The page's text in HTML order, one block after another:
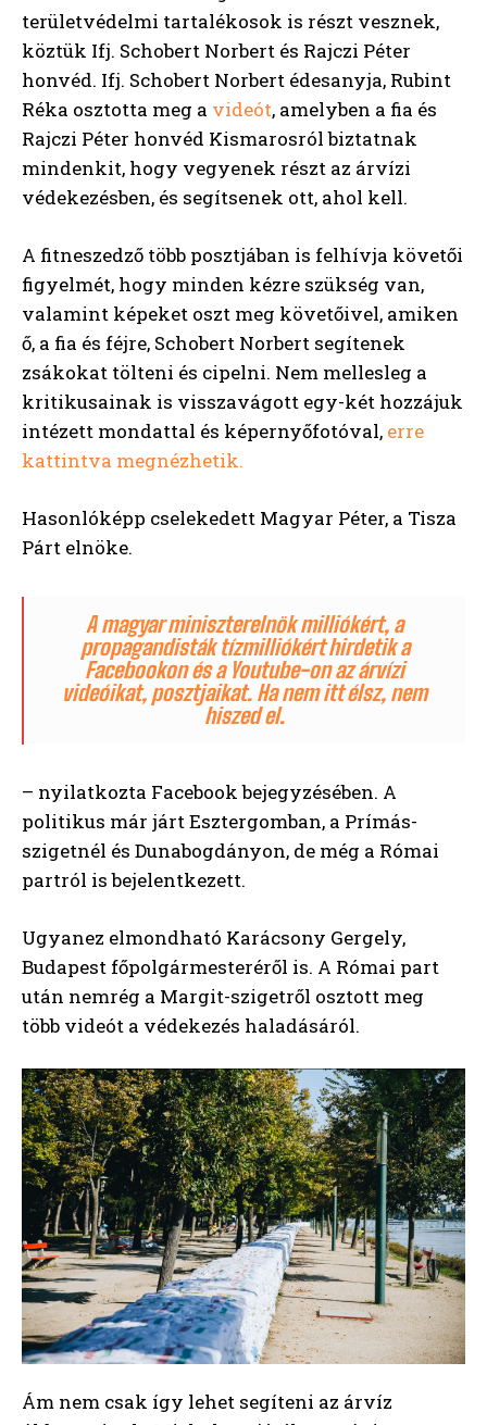
területvédelmi tartalékosok is részt vesznek,
köztük Ifj. Schobert Norbert és Rajczi Péter
honvéd. Ifj. Schobert Norbert édesanyja, Rubint
Réka osztotta meg a videót, amelyben a fia és
Rajczi Péter honvéd Kismarosról biztatnak
mindenkit, hogy vegyenek részt az árvízi
védekezésben, és segítsenek ott, ahol kell.
A fitneszedző több posztjában is felhívja követői
figyelmét, hogy minden kézre szükség van,
valamint képeket oszt meg követőivel, amiken
ő, a fia és féjre, Schobert Norbert segítenek
zsákokat tölteni és cipelni. Nem mellesleg a
kritikusainak is visszavágott egy-két hozzájuk
intézett mondattal és képernyőfotóval, erre
kattintva megnézhetik.
Hasonlóképp cselekedett Magyar Péter, a Tisza
Párt elnöke.
A magyar miniszterelnök milliókért, a
propagandisták tízmilliókért hirdetik a
Facebookon és a Youtube-on az árvízi
videóikat, posztjaikat. Ha nem itt élsz, nem
hiszed el.
– nyilatkozta Facebook bejegyzésében. A
politikus már járt Esztergomban, a Prímás-
szigetnél és Dunabogdányon, de még a Római
partról is bejelentkezett.
Ugyanez elmondható Karácsony Gergely,
Budapest főpolgármesteréről is. A Római part
után nemrég a Margit-szigetről osztott meg
több videót a védekezés haladásáról.
Ám nem csak így lehet segíteni az árvíz